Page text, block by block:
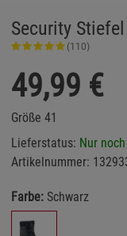
Security Stiefel
(110)
49,99 €
Größe 41
Lieferstatus: Nur
Artikelnummer:
Farbe:Schwarz